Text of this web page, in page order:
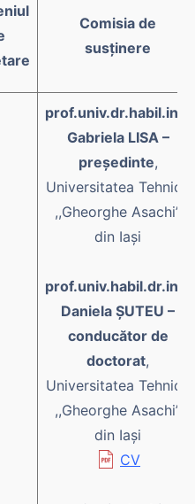
Comisia de
susținere
prof.univ.dr.habil.ing.
Gabriela LISA –
președinte,
Universitatea Tehnică
,,Gheorghe Asachi”
din Iași
prof.univ.habil.dr.ing.
Daniela ȘUTEU –
conducător de
doctorat,
Universitatea Tehnică
,,Gheorghe Asachi”
din Iași
CV